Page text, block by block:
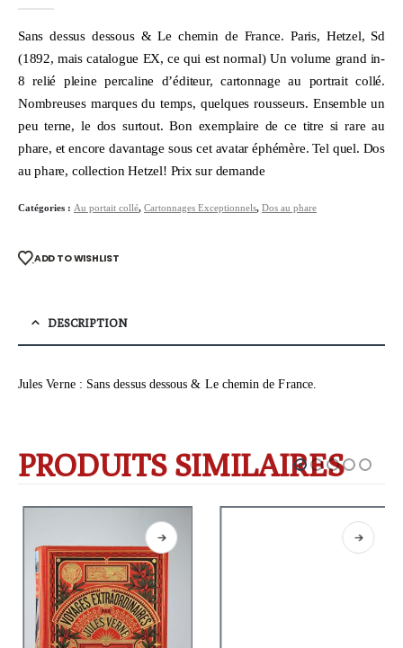
Sans dessus dessous & Le chemin de France. Paris, Hetzel, Sd
(1892, mais catalogue EX, ce qui est normal) Un volume grand in-
8 relié pleine percaline d’éditeur, cartonnage au portrait collé.
Nombreuses marques du temps, quelques rousseurs. Ensemble un
peu terne, le dos surtout. Bon exemplaire de ce titre si rare au
phare, et encore davantage sous cet avatar éphémère. Tel quel. Dos
au phare, collection Hetzel! Prix sur demande
Catégories : Au portait collé, Cartonnages Exceptionnels, Dos au phare
ADD TO WISHLIST
DESCRIPTION
Jules Verne : Sans dessus dessous & Le chemin de France.
PRODUITS SIMILAIRES